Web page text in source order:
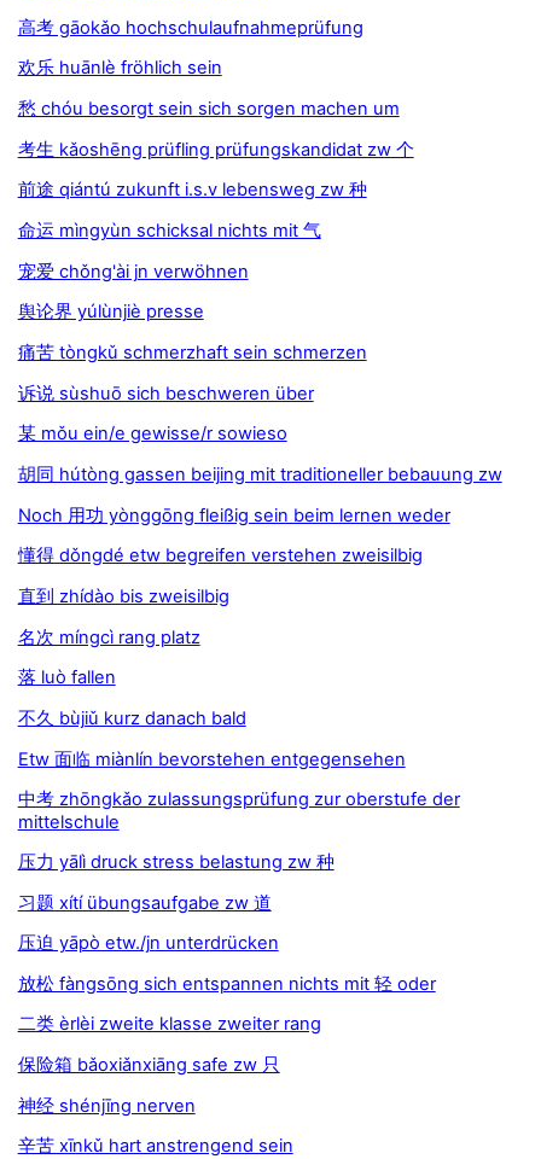
高考 gāokǎo hochschulaufnahmeprüfung
欢乐 huānlè fröhlich sein
愁 chóu besorgt sein sich sorgen machen um
考生 kǎoshēng prüfling prüfungskandidat zw 个
前途 qiántú zukunft i.s.v lebensweg zw 种
命运 mìngyùn schicksal nichts mit 气
宠爱 chǒng'ài jn verwöhnen
舆论界 yúlùnjiè presse
痛苦 tòngkǔ schmerzhaft sein schmerzen
诉说 sùshuō sich beschweren über
某 mǒu ein/e gewisse/r sowieso
胡同 hútòng gassen beijing mit traditioneller bebauung zw
Noch 用功 yònggōng fleißig sein beim lernen weder
懂得 dǒngdé etw begreifen verstehen zweisilbig
直到 zhídào bis zweisilbig
名次 míngcì rang platz
落 luò fallen
不久 bùjiǔ kurz danach bald
Etw 面临 miànlín bevorstehen entgegensehen
中考 zhōngkǎo zulassungsprüfung zur oberstufe der
mittelschule
压力 yālì druck stress belastung zw 种
习题 xítí übungsaufgabe zw 道
压迫 yāpò etw./jn unterdrücken
放松 fàngsōng sich entspannen nichts mit 轻 oder
二类 èrlèi zweite klasse zweiter rang
保险箱 bǎoxiǎnxiāng safe zw 只
神经 shénjīng nerven
辛苦 xīnkǔ hart anstrengend sein